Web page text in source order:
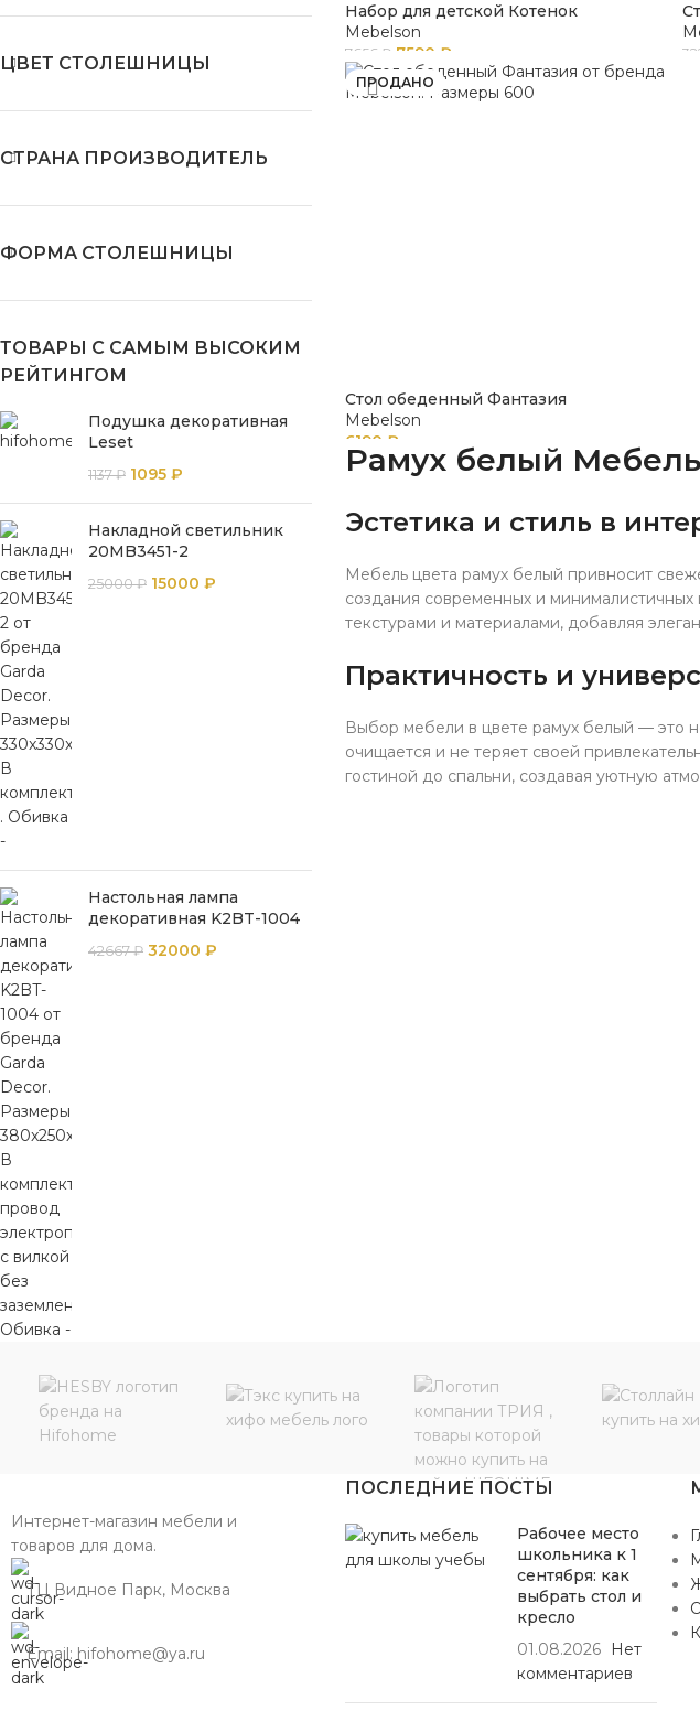
ЦВЕТ СТОЛЕШНИЦЫ
СТРАНА ПРОИЗВОДИТЕЛЬ
ФОРМА СТОЛЕШНИЦЫ
ТОВАРЫ С САМЫМ ВЫСОКИМ
РЕЙТИНГОМ
Подушка декоративная
Leset
1137₽ 1095 ₽
Накладной светильник
20MB3451-2
25000₽ 15000 ₽
Настольная лампа
декоративная K2BT-1004
42667₽ 32000 ₽
Набор для детской Котенок
Mebelson
7656 ₽ 7590 ₽
ПРОДАНО
Стол обеденный Фантазия
Mebelson
6190 ₽
Рамух белый
Эстетика и стиль в
Мебель цвета рамух белый привносит
создания современных и минималистичных
текстурами и материалами, добавляя
Практичность и
Выбор мебели в цвете рамух белый — это
очищается и не теряет своей
гостиной до спальни, создавая уютную
Интернет-магазин мебели и
товаров для дома.
ТЦ Видное Парк, Москва
Email: hifohome@ya.ru
ПОСЛЕДНИЕ ПОСТЫ
Рабочее место
школьника к 1
сентября: как
выбрать стол и
кресло
01.08.2026
Нет
комментариев